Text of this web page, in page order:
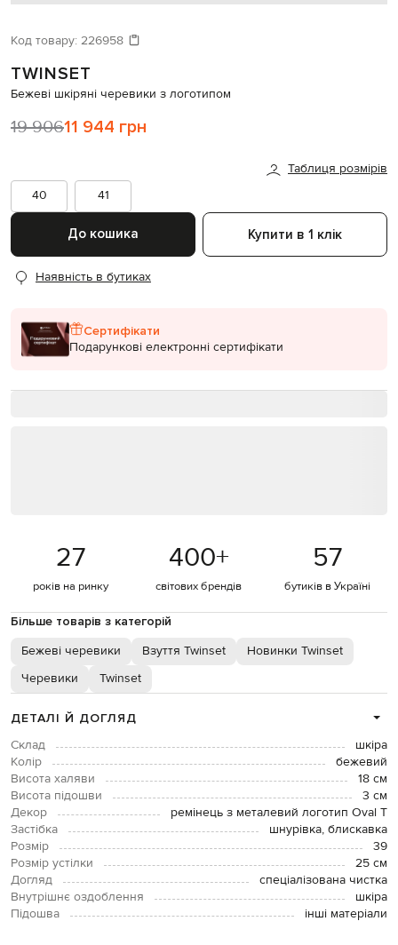
Давайте підберемо щось ще
Схожі товари
Код товару: 226958
TWINSET
Бежеві шкіряні черевики з логотипом
19 90611 944 грн
Таблиця розмірів
40
41
До кошика Купити в 1 клік
Наявність в бутиках
Сертифікати
Подарункові електронні сертифікати
27
років на ринку
400+
світових брендів
57
бутиків в Україні
Більше товарів з категорій
Бежеві черевики Взуття Twinset
Новинки Twinset
Черевики
Twinset
ДЕТАЛІ Й ДОГЛЯД
Склад
шкіра
Колір
бежевий
Висота халяви
18 см
Висота підошви
3 см
Декор
ремінець з металевий логотип Oval T
Застібка
шнурівка, блискавка
Розмір
39
Розмір устілки
25 см
Догляд
спеціалізована чистка
Внутрішнє оздоблення
шкіра
Підошва
інші матеріали